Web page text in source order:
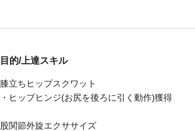
目的/上達スキル
膝立ちヒップスクワット
・ヒップヒンジ(お尻を後ろに引く動作)獲得
股関節外旋エクササイズ